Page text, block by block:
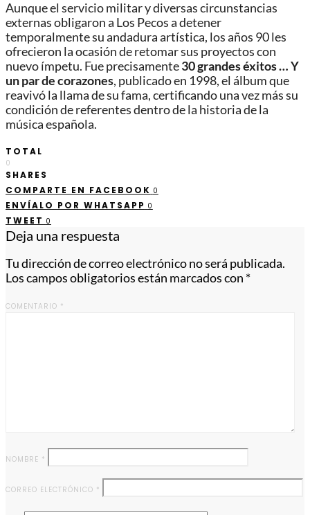
Aunque el servicio militar y diversas circunstancias
externas obligaron a Los Pecos a detener
temporalmente su andadura artística, los años 90 les
ofrecieron la ocasión de retomar sus proyectos con
nuevo ímpetu. Fue precisamente30 grandes éxitos … Y
un par de corazones, publicado en 1998, el álbum que
reavivó la llama de su fama, certificando una vez más su
condición de referentes dentro de la historia de la
música española.
TOTAL
0
SHARES
COMPARTE EN FACEBOOK 0
ENVÍALO POR WHATSAPP 0
TWEET 0
Deja una respuesta
Tu dirección de correo electrónico no será publicada.
Los campos obligatorios están marcados con *
COMENTARIO *
NOMBRE *
CORREO ELECTRÓNICO *